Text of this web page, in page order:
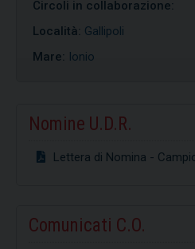
Circoli in collaborazione:
Località: Gallipoli
Mare: Ionio
Nomine U.D.R.
Lettera di Nomina -
Comunicati C.O.